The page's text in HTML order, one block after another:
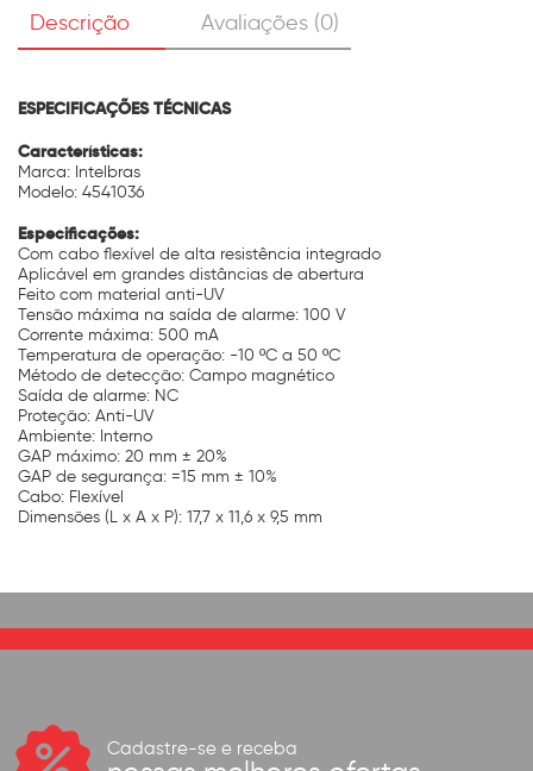
Descrição Avaliações (0)
ESPECIFICAÇÕES TÉCNICAS
Características:
Marca: Intelbras
Modelo: 4541036
Especificações:
Com cabo flexível de alta resistência integrado
Aplicável em grandes distâncias de abertura
Feito com material anti-UV
Tensão máxima na saída de alarme: 100 V
Corrente máxima: 500 mA
Temperatura de operação: -10 ºC a 50 ºC
Método de detecção: Campo magnético
Saída de alarme: NC
Proteção: Anti-UV
Ambiente: Interno
GAP máximo: 20 mm ± 20%
GAP de segurança: =15 mm ± 10%
Cabo: Flexível
Dimensões (L x A x P): 17,7 x 11,6 x 9,5 mm
Cadastre-se e receba